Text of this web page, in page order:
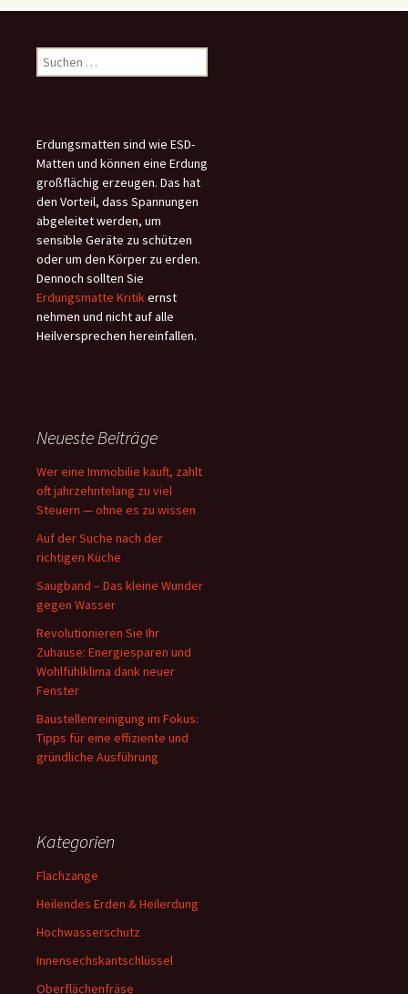
Suchen
nach:
Erdungsmatten sind wie ESD-
Matten und können eine Erdung
großflächig erzeugen. Das hat
den Vorteil, dass Spannungen
abgeleitet werden, um
sensible Geräte zu schützen
oder um den Körper zu erden.
Dennoch sollten Sie
Erdungsmatte Kritikernst
nehmen und nicht auf alle
Heilversprechen hereinfallen.
Neueste Beiträge
Wer eine Immobilie kauft, zahlt
oft jahrzehntelang zu viel
Steuern — ohne es zu wissen
Auf der Suche nach der
richtigen Küche
Saugband – Das kleine Wunder
gegen Wasser
Revolutionieren Sie Ihr
Zuhause: Energiesparen und
Wohlfühlklima dank neuer
Fenster
Baustellenreinigung im Fokus:
Tipps für eine effiziente und
gründliche Ausführung
Kategorien
Flachzange
Heilendes Erden & Heilerdung
Hochwasserschutz
Innensechskantschlüssel
Oberflächenfräse